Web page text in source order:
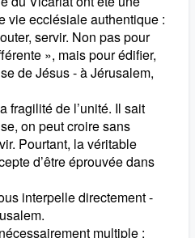
vie ecclésiale authentique :
servir. Non pas pour
», mais pour édifier,
de Jésus - à Jérusalem,
fragilité de l’unité. Il sait
on peut croire sans
Pourtant, la véritable
d’être éprouvée dans
interpelle directement -
multiple :